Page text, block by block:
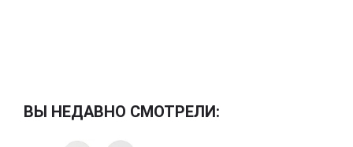
ВЫ НЕДАВНО СМОТРЕЛИ: